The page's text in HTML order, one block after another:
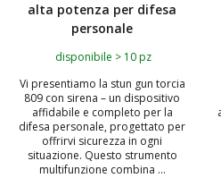
alta potenza per difesa
personale
disponibile > 10 pz
Vi presentiamo la stun gun torcia
809 con sirena – un dispositivo
affidabile e completo per la
difesa personale, progettato per
offrirvi sicurezza in ogni
situazione. Questo strumento
multifunzione combina ...